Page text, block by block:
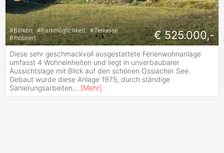
#Balkon #Parkmöglichkeit #Terrasse
#möbliert € 525.000,-
Diese sehr geschmackvoll ausgestattete Ferienwohnanlage
umfasst 4 Wohneinheiten und liegt in unverbaubarer
Aussichtslage mit Blick auf den schönen Ossiacher See.
Gebaut wurde diese Anlage 1975, durch ständige
Sanierungsarbeiten... [Mehr]